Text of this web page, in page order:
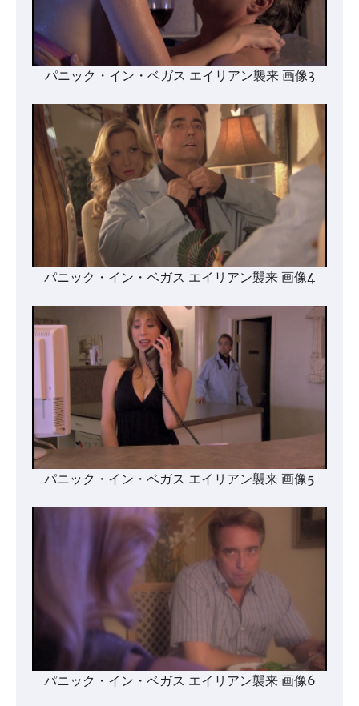
パニック・イン・ベガス エイリアン襲来 画像3
パニック・イン・ベガス エイリアン襲来 画像4
パニック・イン・ベガス エイリアン襲来 画像5
パニック・イン・ベガス エイリアン襲来 画像6